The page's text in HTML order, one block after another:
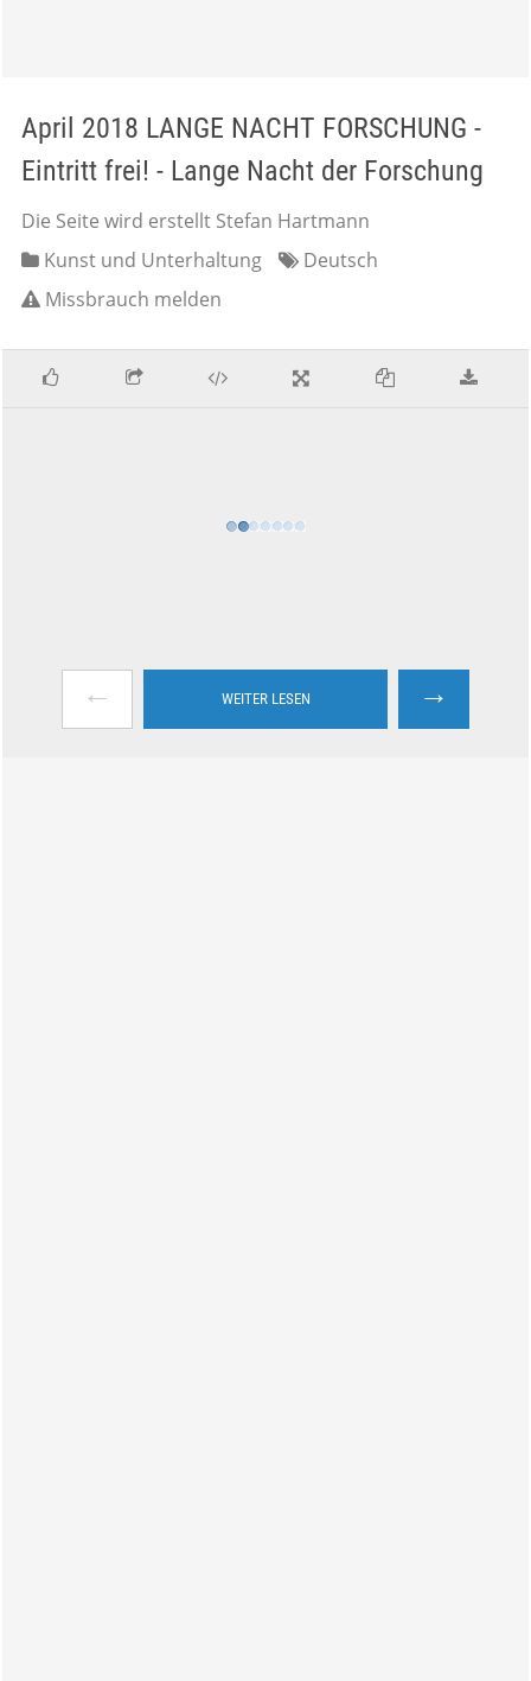
April 2018 LANGE NACHT FORSCHUNG -
Eintritt frei! - Lange Nacht der Forschung
Die Seite wird erstellt Stefan Hartmann
Kunst und Unterhaltung
Deutsch
Missbrauch melden
← WEITER LESEN →